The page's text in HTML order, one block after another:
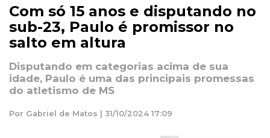
Com só 15 anos e disputando no
sub-23, Paulo é promissor no
salto em altura
Disputando em categorias acima de sua
idade, Paulo é uma das principais promessas
do atletismo de MS
Por Gabriel de Matos | 31/10/2024 17:09